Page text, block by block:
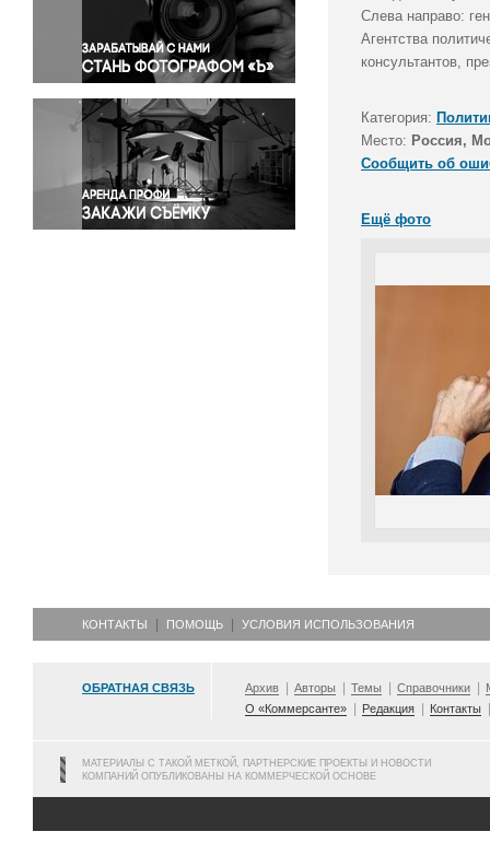
Правосудие
Происшествия и конфликты
Религия
Светская жизнь
Спорт
Экология
Экономика и бизнес
Слева направо:
Агентства
консультантов,
Категория:
Место: Россия,
Сообщить об
Ещё фото
КОНТАКТЫ ПОМОЩЬ УСЛОВИЯ ИСПОЛЬЗОВАНИЯ
ОБРАТНАЯ СВЯЗЬ Архив Авторы Темы Справочники
О «Коммерсанте»
Редакция Контакты
МАТЕРИАЛЫ С ТАКОЙ МЕТКОЙ, ПАРТНЕРСКИЕ ПРОЕКТЫ И НОВОСТИ
КОМПАНИЙ ОПУБЛИКОВАНЫ НА КОММЕРЧЕСКОЙ ОСНОВЕ